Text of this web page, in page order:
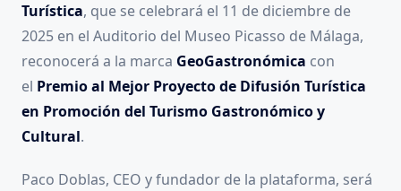
Turística, que se celebrará el 11 de diciembre de
2025 en el Auditorio del Museo Picasso de Málaga,
reconocerá a la marca GeoGastronómica con
el Premio al Mejor Proyecto de Difusión Turística
en Promoción del Turismo Gastronómico y
Cultural.
Paco Doblas, CEO y fundador de la plataforma, será